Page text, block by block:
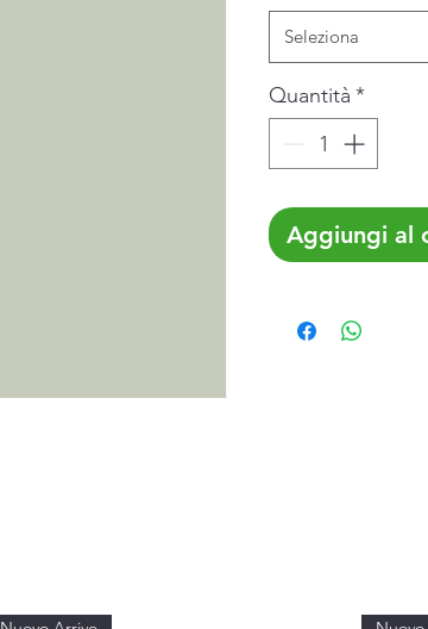
Seleziona
Quantità *
Aggiungi al